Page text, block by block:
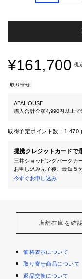
¥161,700 税
取り寄せ
ABAHOUSE
購入合計金額4,990円以上で
取得予定ポイント数： 1,470
提携クレジットカードで
三井ショッピングパークカ
お申し込み完了後、最短５
今すぐお申し込み
店舗在庫を確
価格表示について
取り寄せ商品について
返品交換について